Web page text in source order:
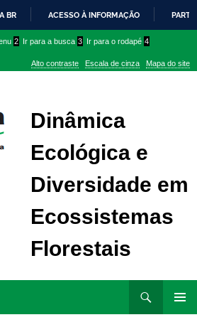
PARA
CONTEÚDO
BR ACESSO À INFORMAÇÃO
2 Ir para a busca 3 Ir para o rodapé 4
Alto contraste Escala de cinza Mapa do site
Dinâmica
Ecológica e
Diversidade em
Ecossistemas
Florestais